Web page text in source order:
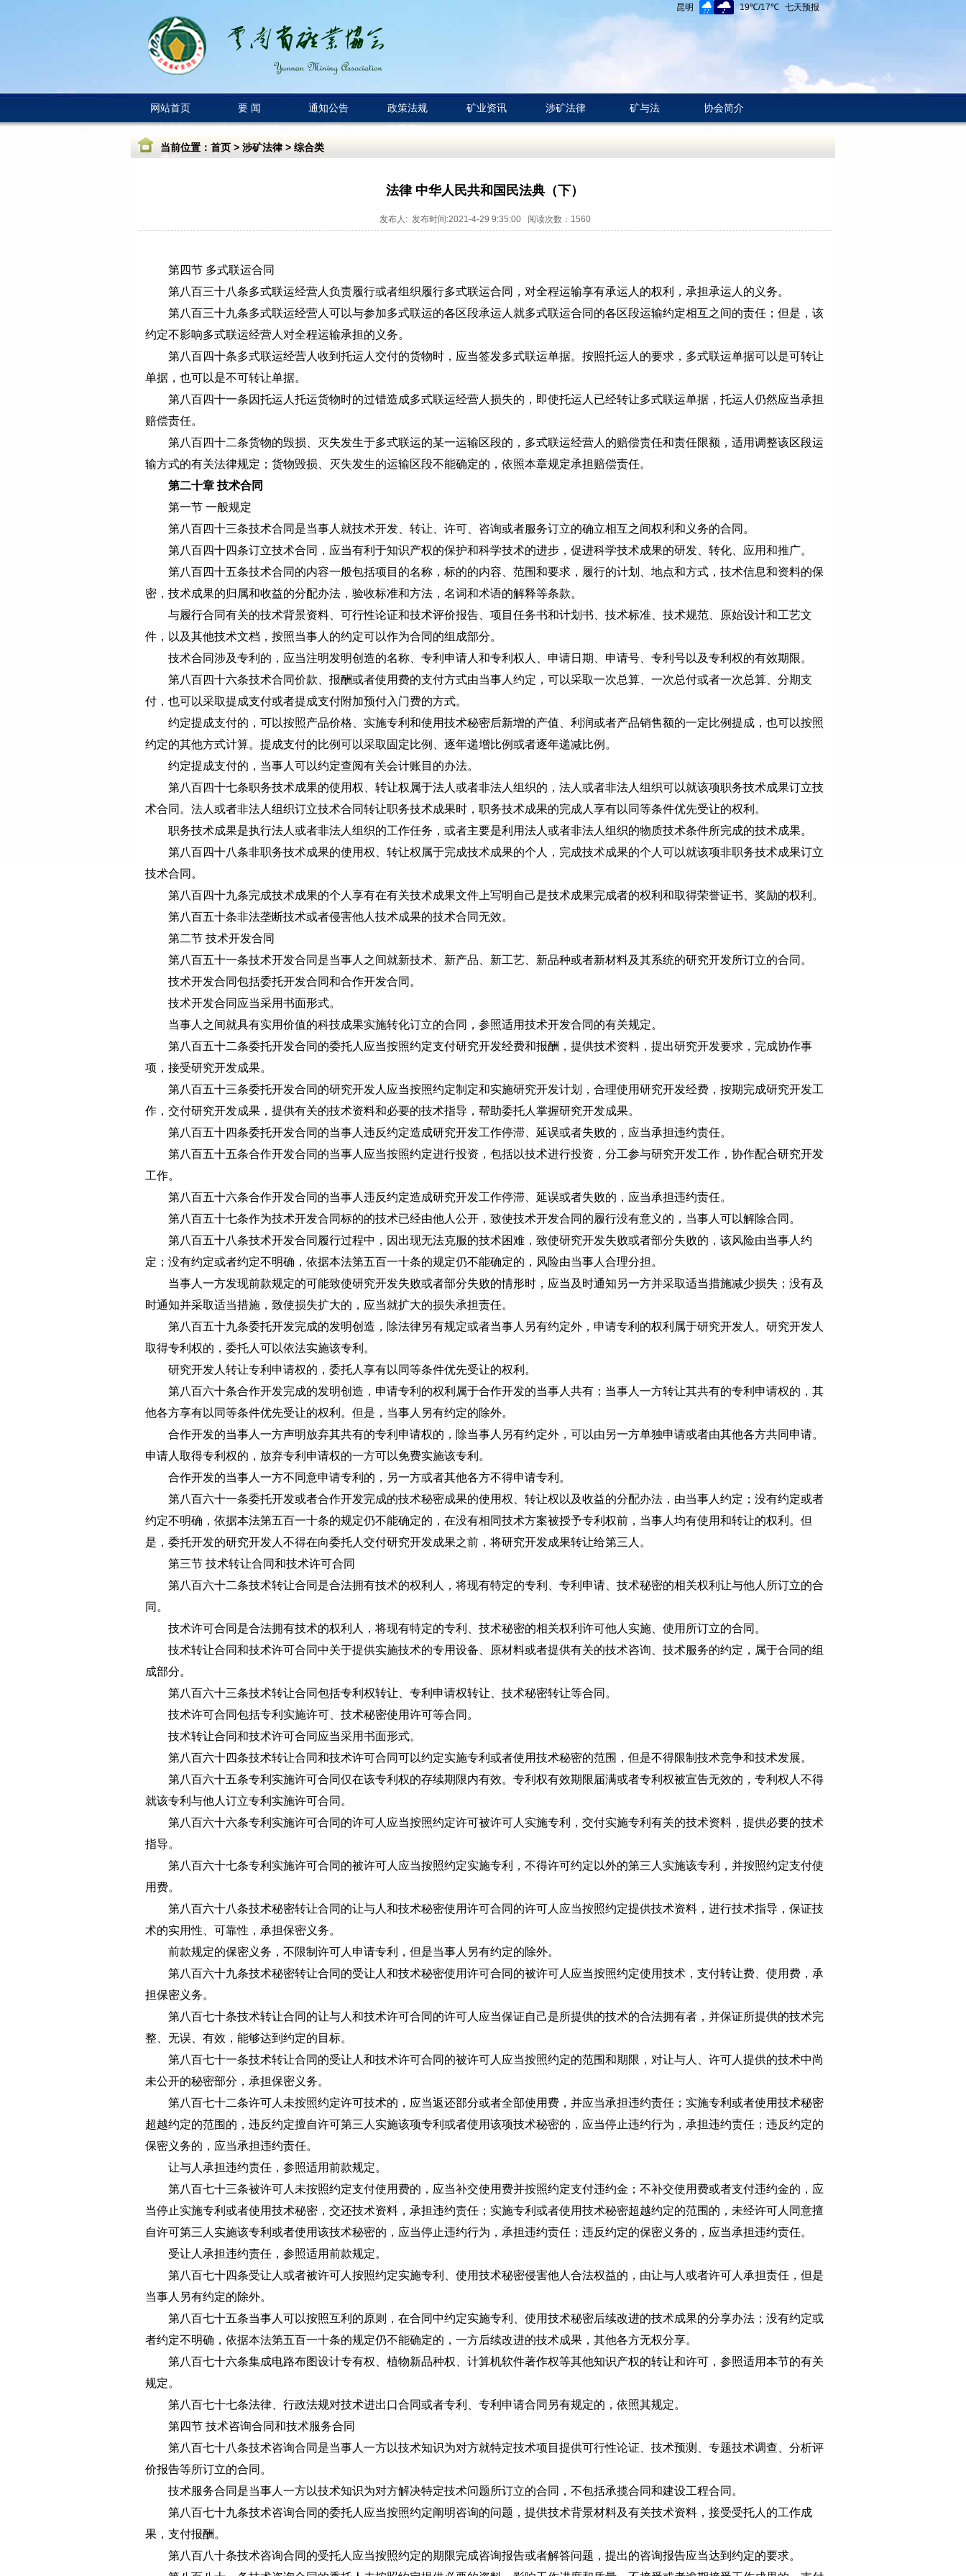
网站首页 要 闻 通知公告 政策法规 矿业资讯 涉矿法律 矿与法
协会简介
云南省矿业协会
章程
协会评估等级 专家库
联系我们
当前位置： 首页 > 涉矿法律> 综合类
法律 中华人民共和国民法典（下）
发布人: 发布时间:2021-4-29 9:35:00 阅读次数： 1560
第四节 多式联运合同
第八百三十八条多式联运经营人负责履行或者组织履行多式联运合同，对全程运输享有承运人的权利，承担承运人的义务。
第八百三十九条多式联运经营人可以与参加多式联运的各区段承运人就多式联运合同的各区段运输约定相互之间的责任；但是，该
约定不影响多式联运经营人对全程运输承担的义务。
第八百四十条多式联运经营人收到托运人交付的货物时，应当签发多式联运单据。按照托运人的要求，多式联运单据可以是可转让
单据，也可以是不可转让单据。
第八百四十一条因托运人托运货物时的过错造成多式联运经营人损失的，即使托运人已经转让多式联运单据，托运人仍然应当承担
赔偿责任。
第八百四十二条货物的毁损、灭失发生于多式联运的某一运输区段的，多式联运经营人的赔偿责任和责任限额，适用调整该区段运
输方式的有关法律规定；货物毁损、灭失发生的运输区段不能确定的，依照本章规定承担赔偿责任。
第二十章 技术合同
第一节 一般规定
第八百四十三条技术合同是当事人就技术开发、转让、许可、咨询或者服务订立的确立相互之间权利和义务的合同。
第八百四十四条订立技术合同，应当有利于知识产权的保护和科学技术的进步，促进科学技术成果的研发、转化、应用和推广。
第八百四十五条技术合同的内容一般包括项目的名称，标的的内容、范围和要求，履行的计划、地点和方式，技术信息和资料的保
密，技术成果的归属和收益的分配办法，验收标准和方法，名词和术语的解释等条款。
与履行合同有关的技术背景资料、可行性论证和技术评价报告、项目任务书和计划书、技术标准、技术规范、原始设计和工艺文
件，以及其他技术文档，按照当事人的约定可以作为合同的组成部分。
技术合同涉及专利的，应当注明发明创造的名称、专利申请人和专利权人、申请日期、申请号、专利号以及专利权的有效期限。
第八百四十六条技术合同价款、报酬或者使用费的支付方式由当事人约定，可以采取一次总算、一次总付或者一次总算、分期支
付，也可以采取提成支付或者提成支付附加预付入门费的方式。
约定提成支付的，可以按照产品价格、实施专利和使用技术秘密后新增的产值、利润或者产品销售额的一定比例提成，也可以按照
约定的其他方式计算。提成支付的比例可以采取固定比例、逐年递增比例或者逐年递减比例。
约定提成支付的，当事人可以约定查阅有关会计账目的办法。
第八百四十七条职务技术成果的使用权、转让权属于法人或者非法人组织的，法人或者非法人组织可以就该项职务技术成果订立技
术合同。法人或者非法人组织订立技术合同转让职务技术成果时，职务技术成果的完成人享有以同等条件优先受让的权利。
职务技术成果是执行法人或者非法人组织的工作任务，或者主要是利用法人或者非法人组织的物质技术条件所完成的技术成果。
第八百四十八条非职务技术成果的使用权、转让权属于完成技术成果的个人，完成技术成果的个人可以就该项非职务技术成果订立
技术合同。
第八百四十九条完成技术成果的个人享有在有关技术成果文件上写明自己是技术成果完成者的权利和取得荣誉证书、奖励的权利。
第八百五十条非法垄断技术或者侵害他人技术成果的技术合同无效。
第二节 技术开发合同
第八百五十一条技术开发合同是当事人之间就新技术、新产品、新工艺、新品种或者新材料及其系统的研究开发所订立的合同。
技术开发合同包括委托开发合同和合作开发合同。
技术开发合同应当采用书面形式。
当事人之间就具有实用价值的科技成果实施转化订立的合同，参照适用技术开发合同的有关规定。
第八百五十二条委托开发合同的委托人应当按照约定支付研究开发经费和报酬，提供技术资料，提出研究开发要求，完成协作事
项，接受研究开发成果。
第八百五十三条委托开发合同的研究开发人应当按照约定制定和实施研究开发计划，合理使用研究开发经费，按期完成研究开发工
作，交付研究开发成果，提供有关的技术资料和必要的技术指导，帮助委托人掌握研究开发成果。
第八百五十四条委托开发合同的当事人违反约定造成研究开发工作停滞、延误或者失败的，应当承担违约责任。
第八百五十五条合作开发合同的当事人应当按照约定进行投资，包括以技术进行投资，分工参与研究开发工作，协作配合研究开发
工作。
第八百五十六条合作开发合同的当事人违反约定造成研究开发工作停滞、延误或者失败的，应当承担违约责任。
第八百五十七条作为技术开发合同标的的技术已经由他人公开，致使技术开发合同的履行没有意义的，当事人可以解除合同。
第八百五十八条技术开发合同履行过程中，因出现无法克服的技术困难，致使研究开发失败或者部分失败的，该风险由当事人约
定；没有约定或者约定不明确，依据本法第五百一十条的规定仍不能确定的，风险由当事人合理分担。
当事人一方发现前款规定的可能致使研究开发失败或者部分失败的情形时，应当及时通知另一方并采取适当措施减少损失；没有及
时通知并采取适当措施，致使损失扩大的，应当就扩大的损失承担责任。
第八百五十九条委托开发完成的发明创造，除法律另有规定或者当事人另有约定外，申请专利的权利属于研究开发人。研究开发人
取得专利权的，委托人可以依法实施该专利。
研究开发人转让专利申请权的，委托人享有以同等条件优先受让的权利。
第八百六十条合作开发完成的发明创造，申请专利的权利属于合作开发的当事人共有；当事人一方转让其共有的专利申请权的，其
他各方享有以同等条件优先受让的权利。但是，当事人另有约定的除外。
合作开发的当事人一方声明放弃其共有的专利申请权的，除当事人另有约定外，可以由另一方单独申请或者由其他各方共同申请。
申请人取得专利权的，放弃专利申请权的一方可以免费实施该专利。
合作开发的当事人一方不同意申请专利的，另一方或者其他各方不得申请专利。
第八百六十一条委托开发或者合作开发完成的技术秘密成果的使用权、转让权以及收益的分配办法，由当事人约定；没有约定或者
约定不明确，依据本法第五百一十条的规定仍不能确定的，在没有相同技术方案被授予专利权前，当事人均有使用和转让的权利。但
是，委托开发的研究开发人不得在向委托人交付研究开发成果之前，将研究开发成果转让给第三人。
第三节 技术转让合同和技术许可合同
第八百六十二条技术转让合同是合法拥有技术的权利人，将现有特定的专利、专利申请、技术秘密的相关权利让与他人所订立的合
同。
技术许可合同是合法拥有技术的权利人，将现有特定的专利、技术秘密的相关权利许可他人实施、使用所订立的合同。
技术转让合同和技术许可合同中关于提供实施技术的专用设备、原材料或者提供有关的技术咨询、技术服务的约定，属于合同的组
成部分。
第八百六十三条技术转让合同包括专利权转让、专利申请权转让、技术秘密转让等合同。
技术许可合同包括专利实施许可、技术秘密使用许可等合同。
技术转让合同和技术许可合同应当采用书面形式。
第八百六十四条技术转让合同和技术许可合同可以约定实施专利或者使用技术秘密的范围，但是不得限制技术竞争和技术发展。
第八百六十五条专利实施许可合同仅在该专利权的存续期限内有效。专利权有效期限届满或者专利权被宣告无效的，专利权人不得
就该专利与他人订立专利实施许可合同。
第八百六十六条专利实施许可合同的许可人应当按照约定许可被许可人实施专利，交付实施专利有关的技术资料，提供必要的技术
指导。
第八百六十七条专利实施许可合同的被许可人应当按照约定实施专利，不得许可约定以外的第三人实施该专利，并按照约定支付使
用费。
第八百六十八条技术秘密转让合同的让与人和技术秘密使用许可合同的许可人应当按照约定提供技术资料，进行技术指导，保证技
术的实用性、可靠性，承担保密义务。
前款规定的保密义务，不限制许可人申请专利，但是当事人另有约定的除外。
第八百六十九条技术秘密转让合同的受让人和技术秘密使用许可合同的被许可人应当按照约定使用技术，支付转让费、使用费，承
担保密义务。
第八百七十条技术转让合同的让与人和技术许可合同的许可人应当保证自己是所提供的技术的合法拥有者，并保证所提供的技术完
整、无误、有效，能够达到约定的目标。
第八百七十一条技术转让合同的受让人和技术许可合同的被许可人应当按照约定的范围和期限，对让与人、许可人提供的技术中尚
未公开的秘密部分，承担保密义务。
第八百七十二条许可人未按照约定许可技术的，应当返还部分或者全部使用费，并应当承担违约责任；实施专利或者使用技术秘密
超越约定的范围的，违反约定擅自许可第三人实施该项专利或者使用该项技术秘密的，应当停止违约行为，承担违约责任；违反约定的
保密义务的，应当承担违约责任。
让与人承担违约责任，参照适用前款规定。
第八百七十三条被许可人未按照约定支付使用费的，应当补交使用费并按照约定支付违约金；不补交使用费或者支付违约金的，应
当停止实施专利或者使用技术秘密，交还技术资料，承担违约责任；实施专利或者使用技术秘密超越约定的范围的，未经许可人同意擅
自许可第三人实施该专利或者使用该技术秘密的，应当停止违约行为，承担违约责任；违反约定的保密义务的，应当承担违约责任。
受让人承担违约责任，参照适用前款规定。
第八百七十四条受让人或者被许可人按照约定实施专利、使用技术秘密侵害他人合法权益的，由让与人或者许可人承担责任，但是
当事人另有约定的除外。
第八百七十五条当事人可以按照互利的原则，在合同中约定实施专利、使用技术秘密后续改进的技术成果的分享办法；没有约定或
者约定不明确，依据本法第五百一十条的规定仍不能确定的，一方后续改进的技术成果，其他各方无权分享。
第八百七十六条集成电路布图设计专有权、植物新品种权、计算机软件著作权等其他知识产权的转让和许可，参照适用本节的有关
规定。
第八百七十七条法律、行政法规对技术进出口合同或者专利、专利申请合同另有规定的，依照其规定。
第四节 技术咨询合同和技术服务合同
第八百七十八条技术咨询合同是当事人一方以技术知识为对方就特定技术项目提供可行性论证、技术预测、专题技术调查、分析评
价报告等所订立的合同。
技术服务合同是当事人一方以技术知识为对方解决特定技术问题所订立的合同，不包括承揽合同和建设工程合同。
第八百七十九条技术咨询合同的委托人应当按照约定阐明咨询的问题，提供技术背景材料及有关技术资料，接受受托人的工作成
果，支付报酬。
第八百八十条技术咨询合同的受托人应当按照约定的期限完成咨询报告或者解答问题，提出的咨询报告应当达到约定的要求。